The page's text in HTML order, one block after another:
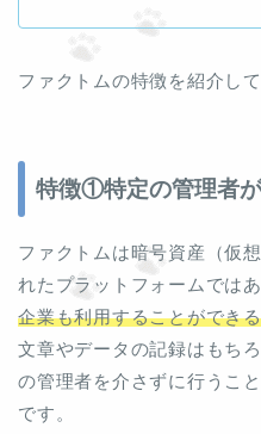
ファクトムの特徴を紹介し
特徴①特定の管理者
ファクトムは暗号資産（仮
れたプラットフォームでは
企業も利用することができる
文章やデータの記録はもち
の管理者を介さずに行うこ
です。